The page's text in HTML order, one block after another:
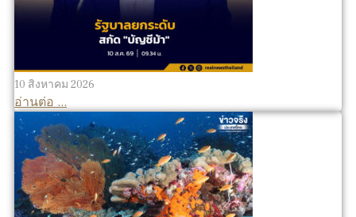
10 สิงหาคม 2026
อ่านต่อ ...